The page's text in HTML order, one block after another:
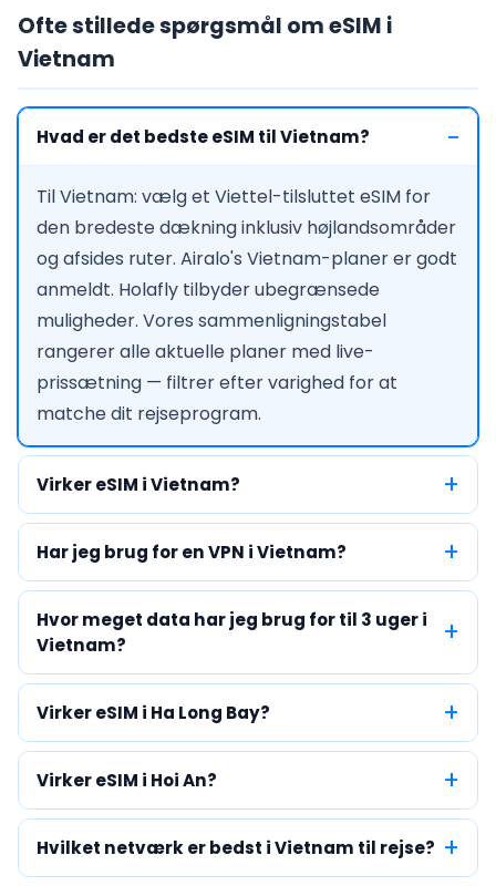
Ofte stillede spørgsmål om eSIM i
Vietnam
Hvad er det bedste eSIM til Vietnam?
Til Vietnam: vælg et Viettel-tilsluttet eSIM for
den bredeste dækning inklusiv højlandsområder
og afsides ruter. Airalo's Vietnam-planer er godt
anmeldt. Holafly tilbyder ubegrænsede
muligheder. Vores sammenligningstabel
rangerer alle aktuelle planer med live-
prissætning — filtrer efter varighed for at
matche dit rejseprogram.
Virker eSIM i Vietnam?
Har jeg brug for en VPN i Vietnam?
Hvor meget data har jeg brug for til 3 uger i
Vietnam?
Virker eSIM i Ha Long Bay?
Virker eSIM i Hoi An?
Hvilket netværk er bedst i Vietnam til rejse?